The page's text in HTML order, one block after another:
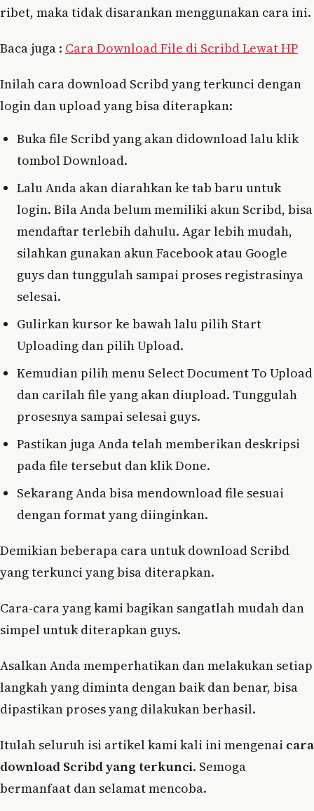
ribet, maka tidak disarankan menggunakan cara ini.
Baca juga : Cara Download File di Scribd Lewat HP
Inilah cara download Scribd yang terkunci dengan
login dan upload yang bisa diterapkan:
Buka file Scribd yang akan didownload lalu klik
tombol Download.
Lalu Anda akan diarahkan ke tab baru untuk
login. Bila Anda belum memiliki akun Scribd, bisa
mendaftar terlebih dahulu. Agar lebih mudah,
silahkan gunakan akun Facebook atau Google
guys dan tunggulah sampai proses registrasinya
selesai.
Gulirkan kursor ke bawah lalu pilih Start
Uploading dan pilih Upload.
Kemudian pilih menu Select Document To Upload
dan carilah file yang akan diupload. Tunggulah
prosesnya sampai selesai guys.
Pastikan juga Anda telah memberikan deskripsi
pada file tersebut dan klik Done.
Sekarang Anda bisa mendownload file sesuai
dengan format yang diinginkan.
Demikian beberapa cara untuk download Scribd
yang terkunci yang bisa diterapkan.
Cara-cara yang kami bagikan sangatlah mudah dan
simpel untuk diterapkan guys.
Asalkan Anda memperhatikan dan melakukan setiap
langkah yang diminta dengan baik dan benar, bisa
dipastikan proses yang dilakukan berhasil.
Itulah seluruh isi artikel kami kali ini mengenai cara
download Scribd yang terkunci. Semoga
bermanfaat dan selamat mencoba.